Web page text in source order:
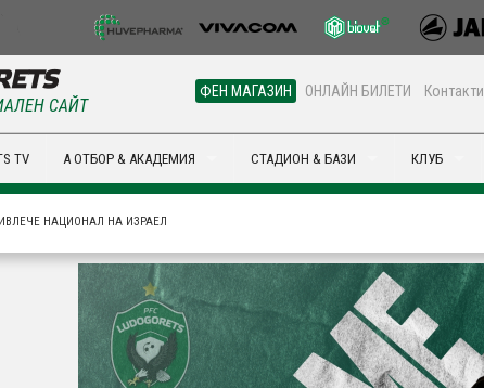
ФЕН МАГАЗИН ОНЛАЙН БИЛЕТИ Контакти
САЙТ
TV А ОТБОР & АКАДЕМИЯ СТАДИОН & БАЗИ КЛУБ
НАЦИОНАЛ НА ИЗРАЕЛ